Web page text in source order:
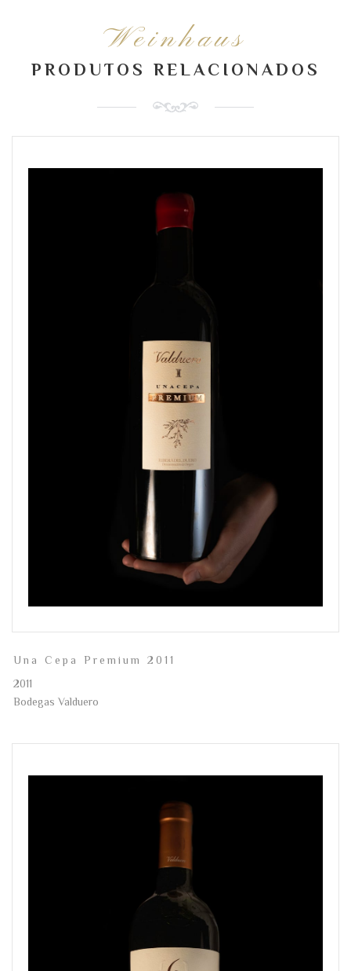
Weinhaus
PRODUTOS RELACIONADOS
Una Cepa Premium 2011
2011
Bodegas Valduero